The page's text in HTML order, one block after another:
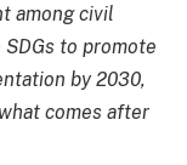
among civil
to promote
by 2030,
comes after